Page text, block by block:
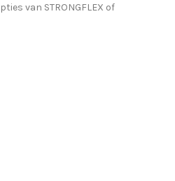
van STRONGFLEX of